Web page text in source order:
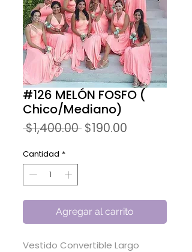
#126 MELÓN FOSFO (
Chico/Mediano)
$1,400.00 Precio
$190.00
Cantidad *
Agregar al carrito
Vestido Convertible Largo